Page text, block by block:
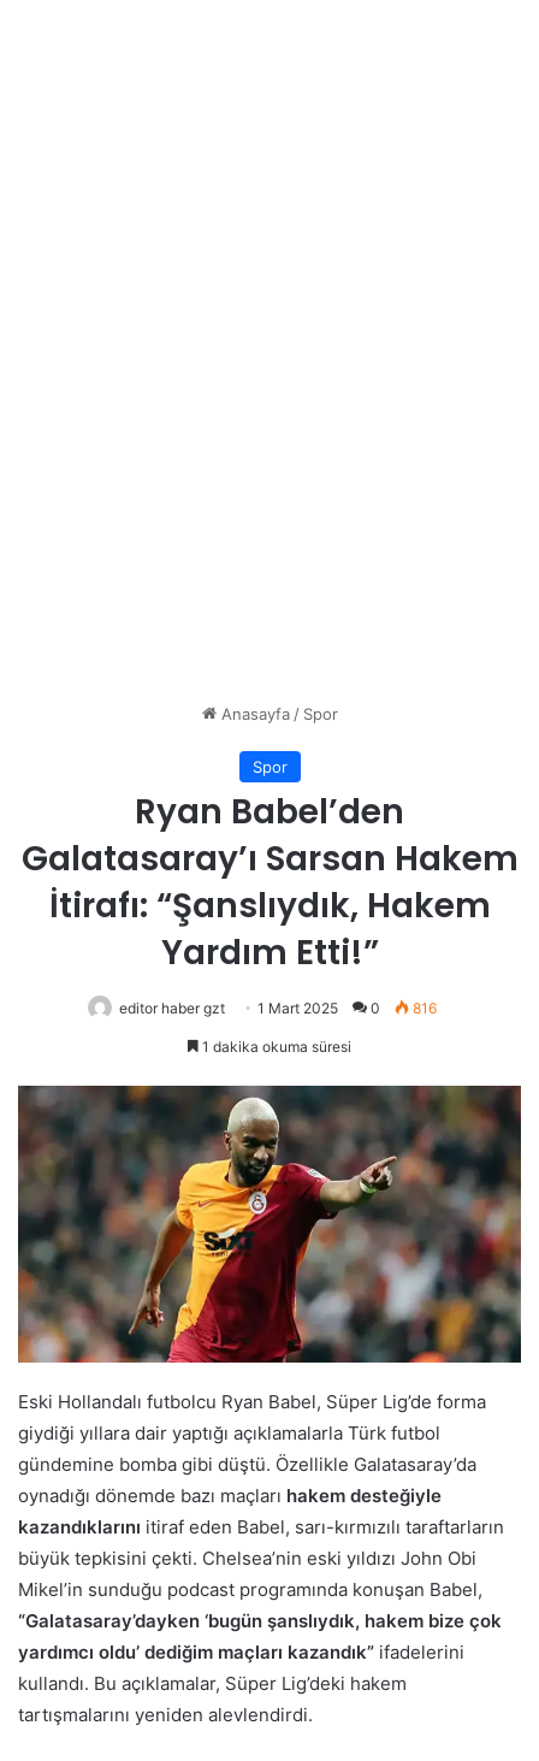
Anasayfa / Spor
Spor
Ryan Babel’den
Galatasaray’ı Sarsan Hakem
İtirafı: “Şanslıydık, Hakem
Yardım Etti!”
editor haber gzt 1 Mart 2025 0 816
1 dakika okuma süresi
Eski Hollandalı futbolcu Ryan Babel, Süper Lig’de forma
giydiği yıllara dair yaptığı açıklamalarla Türk futbol
gündemine bomba gibi düştü. Özellikle Galatasaray’da
oynadığı dönemde bazı maçları hakem desteğiyle
kazandıklarını itiraf eden Babel, sarı-kırmızılı taraftarların
büyük tepkisini çekti. Chelsea’nin eski yıldızı John Obi
Mikel’in sunduğu podcast programında konuşan Babel,
“Galatasaray’dayken ‘bugün şanslıydık, hakem bize çok
yardımcı oldu’ dediğim maçları kazandık” ifadelerini
kullandı. Bu açıklamalar, Süper Lig’deki hakem
tartışmalarını yeniden alevlendirdi.